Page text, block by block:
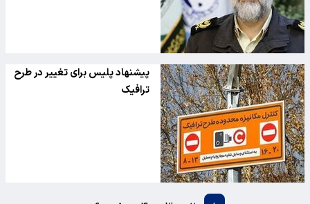
پیشنهاد پلیس برای تغییر در طرح
ترافیک